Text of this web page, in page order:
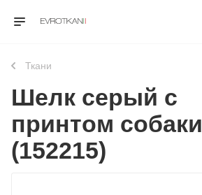
Ткани
Шелк серый с
принтом собаки
(152215)